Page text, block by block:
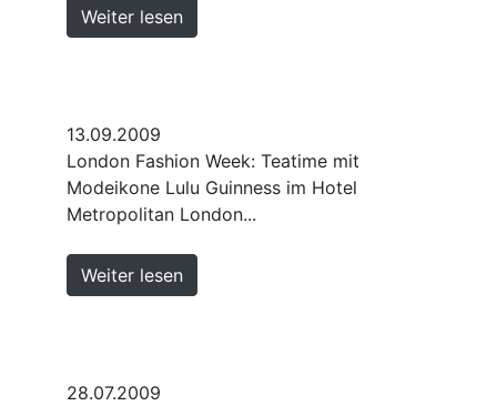
Weiter lesen
13.09.2009
London Fashion Week: Teatime mit
Modeikone Lulu Guinness im Hotel
Metropolitan London...
Weiter lesen
28.07.2009